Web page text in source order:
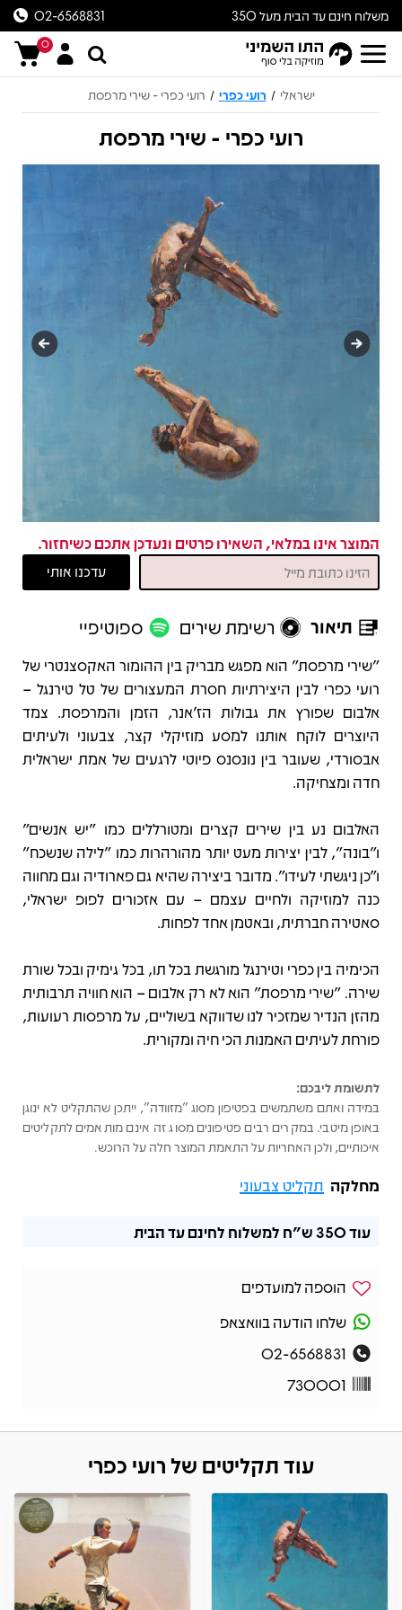
משלוח חינם עד הבית מעל 350
ש״ח
02-6568831
0
ישראלי / רועי כפרי / רועי כפרי - שירי מרפסת
רועי כפרי - שירי מרפסת
המוצר אינו במלאי, השאירו פרטים ונעדכן אתכם כשיחזור.
תיאור רשימת שירים ספוטיפיי
תיאור
"שירי מרפסת" הוא מפגש מבריק בין ההומור האקסצנטרי של
רועי כפרי לבין היצירתיות חסרת המעצורים של טל טירנגל –
אלבום שפורץ את גבולות הז'אנר, הזמן והמרפסת. צמד
היוצרים לוקח אותנו למסע מוזיקלי קצר, צבעוני ולעיתים
אבסורדי, שעובר בין נונסנס פיוטי לרגעים של אמת ישראלית
חדה ומצחיקה.
האלבום נע בין שירים קצרים ומטורללים כמו "יש אנשים"
ו"בונה", לבין יצירות מעט יותר מהורהרות כמו "לילה שנשכח"
ו"כן ניגשתי לעידו". מדובר ביצירה שהיא גם פארודיה וגם מחווה
כנה למוזיקה ולחיים עצמם – עם אזכורים לפופ ישראלי,
סאטירה חברתית, ובאטמן אחד לפחות.
הכימיה בין כפרי וטירנגל מורגשת בכל תו, בכל גימיק ובכל שורת
שירה. "שירי מרפסת" הוא לא רק אלבום – הוא חוויה תרבותית
מהזן הנדיר שמזכיר לנו שדווקא בשוליים, על מרפסות רעועות,
פורחת לעיתים האמנות הכי חיה ומקורית.
לתשומת ליבכם:
במידה ואתם משתמשים בפטיפון מסוג "מזוודה", ייתכן שהתקליט לא ינוגן
באופן מיטבי. במקרים רבים פטיפונים מסוג זה אינם מותאמים לתקליטים
איכותיים, ולכן האחריות על התאמת המוצר חלה על הרוכש.
מחלקה תקליט צבעוני
עוד350 ש"ח למשלוח לחינם עד הבית
הוספה למועדפים
שלחו הודעה בוואצאפ
02-6568831
730001
עוד תקליטים של רועי כפרי